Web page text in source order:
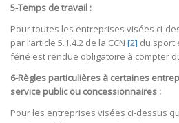
5-Temps de travail :
Pour toutes les entreprises visées ci-
par l’article 5.1.4.2 de la CCN [2] du sport
férié est rendue obligatoire à compter
6-Règles particulières à certaines
service public ou concessionnaires :
Pour les entreprises visées ci-dessus